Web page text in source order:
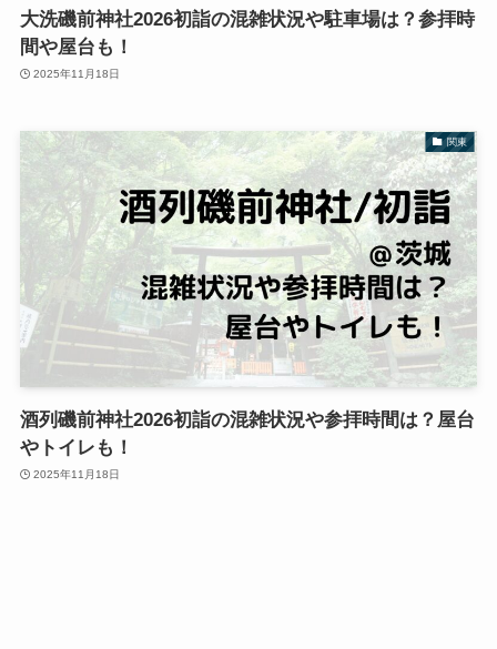
大洗磯前神社2026初詣の混雑状況や駐車場は？参拝時
間や屋台も！
2025年11月18日
関東
酒列磯前神社2026初詣の混雑状況や参拝時間は？屋台
やトイレも！
2025年11月18日